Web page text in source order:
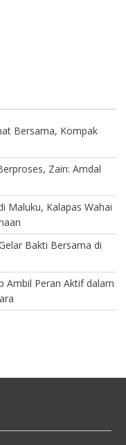
Bersama, Kompak
Zain: Amdal
Maluku, Kalapas Wahai
Bakti Bersama di
Ambil Peran Aktif dalam